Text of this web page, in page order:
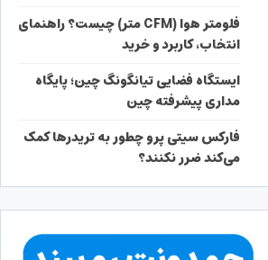
فلومتر هوا (CFM متر) چیست؟ راهنمای
انتخاب، کاربرد و خرید
ایستگاه فضایی تیانگونگ چین؛ پایگاه
مداری پیشرفته چین
فارکس سیتی پرو چطور به تریدرها کمک
می‌کند ضرر نکنند؟